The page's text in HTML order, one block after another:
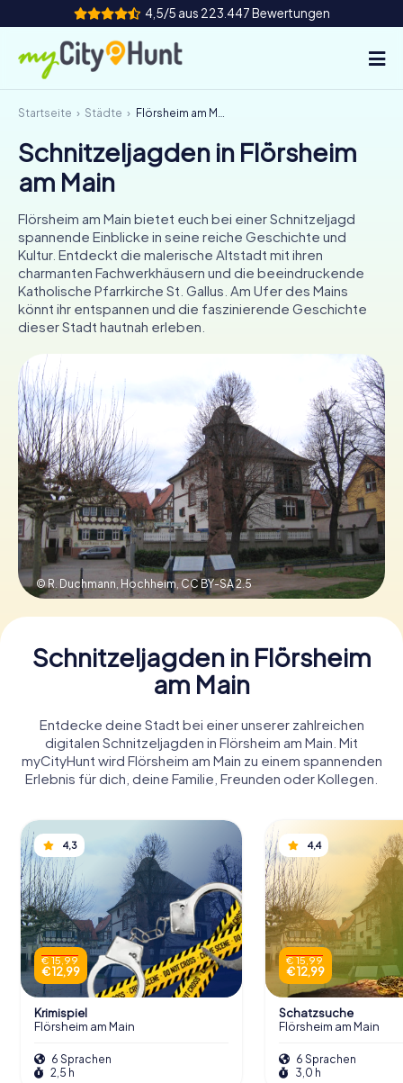
4,5/5 aus 223.447 Bewertungen
So funktioniert's
Städte
Teamevent
Tickets
INT AT
IT
Tickets buchen
Gutscheine bestellen
Startseite Städte Flörsheim am Main
Schnitzeljagden in Flörsheim
am Main
Flörsheim am Main bietet euch bei einer Schnitzeljagd
spannende Einblicke in seine reiche Geschichte und
Kultur. Entdeckt die malerische Altstadt mit ihren
charmanten Fachwerkhäusern und die beeindruckende
Katholische Pfarrkirche St. Gallus. Am Ufer des Mains
könnt ihr entspannen und die faszinierende Geschichte
dieser Stadt hautnah erleben.
© R. Duchmann, Hochheim,CC BY-SA 2.5
Schnitzeljagden in Flörsheim
am Main
Entdecke deine Stadt bei einer unserer zahlreichen
digitalen Schnitzeljagden in Flörsheim am Main. Mit
myCityHunt wird Flörsheim am Main zu einem spannenden
Erlebnis für dich, deine Familie, Freunden oder Kollegen.
4,3
€ 15,99
€ 12,99
Krimispiel
Flörsheim am Main
6 Sprachen
2,5 h
4,4
€ 15,99
€ 12,99
Schatzsuche
Flörsheim am Main
6 Sprachen
3,0 h